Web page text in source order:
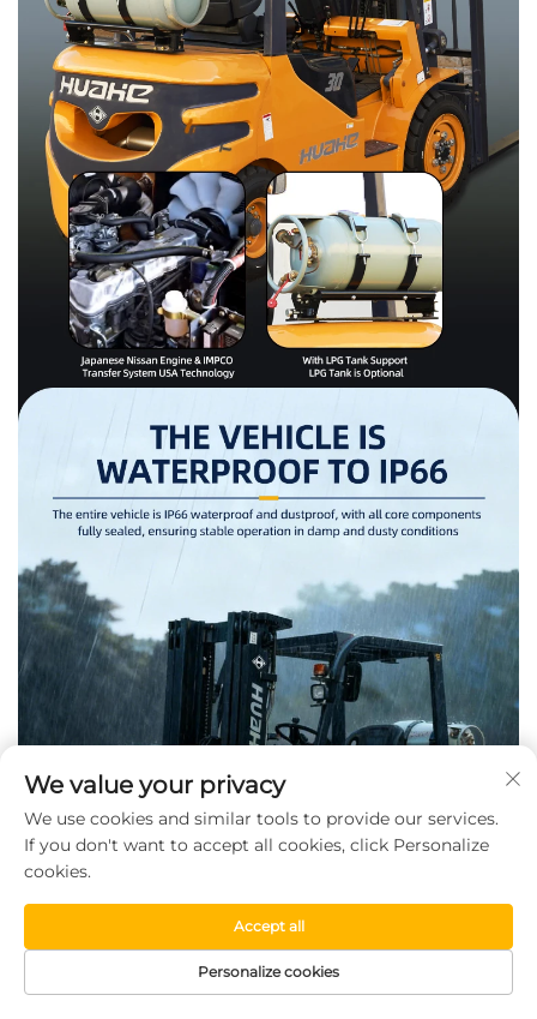
We value your privacy
We use cookies and similar tools to provide our services.
If you don't want to accept all cookies, click Personalize
cookies.
Personalize cookies
Accept all